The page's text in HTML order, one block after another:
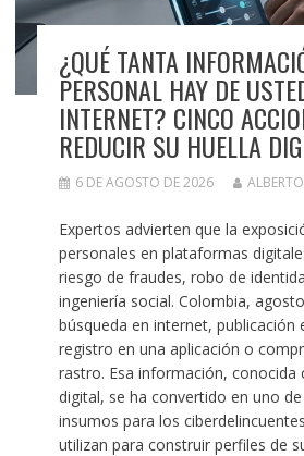
¿QUÉ TANTA
PERSONAL HAY DE
INTERNET? CINCO
REDUCIR SU HUELLA
6 DE AGOSTO DE 2026
Expertos advierten que la
personales en plataformas
riesgo de fraudes, robo de
ingeniería social. Colombia,
búsqueda en internet, publicación
registro en una aplicación o
rastro. Esa información, conocida
digital, se ha convertido en uno
insumos para los
utilizan para construir perfiles de